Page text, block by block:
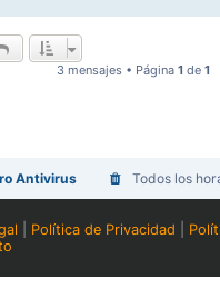
3 mensajes • Página 1 de 1
Antivirus Todos los
Política de Privacidad